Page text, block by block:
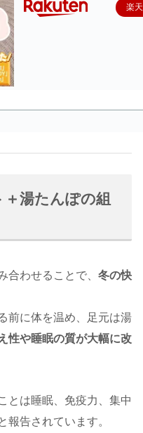
楽
湯たんぽの組
合わせることで、 冬の快
前に体を温め、足元は湯
性や睡眠の質が大幅に改
とは睡眠、免疫力、集中
報告されています。